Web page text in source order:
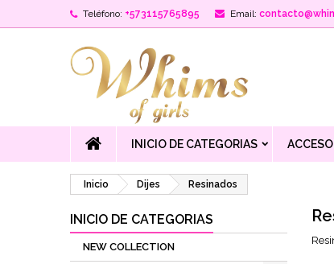
Teléfono: +573115765895 Email:
INICIO DE CATEGORIAS
Inicio Dijes Resinados
INICIO DE CATEGORIAS
NEW COLLECTION